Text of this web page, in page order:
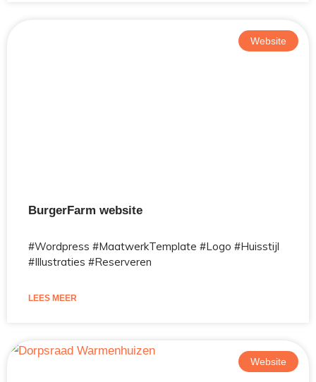
Website
BurgerFarm website
#Wordpress #MaatwerkTemplate #Logo #Huisstijl
#Illustraties #Reserveren
LEES MEER
Website